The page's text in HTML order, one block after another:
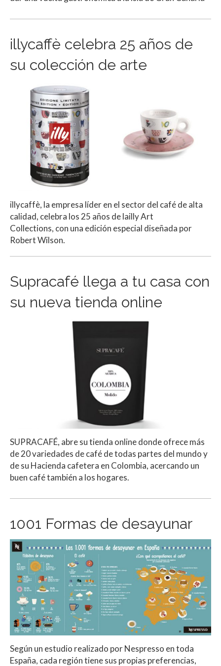
illycaffè celebra 25 años de
su colección de arte
illycaffè, la empresa líder en el sector del café de alta
calidad, celebra los 25 años de lailly Art
Collections, con una edición especial diseñada por
Robert Wilson.
Supracafé llega a tu casa con
su nueva tienda online
SUPRACAFÉ, abre su tienda online donde ofrece más
de 20 variedades de café de todas partes del mundo y
de su Hacienda cafetera en Colombia, acercando un
buen café también a los hogares.
1001 Formas de desayunar
Según un estudio realizado por Nespresso en toda
España, cada región tiene sus propias preferencias,